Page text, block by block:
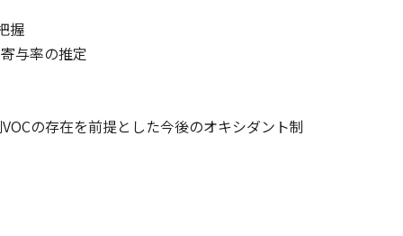
握
与率の推定
の存在を前提とした今後のオキシダント制